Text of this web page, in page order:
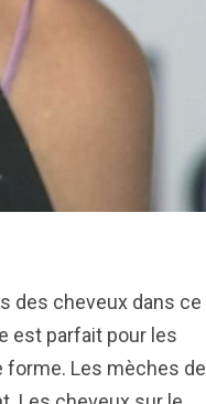
des cheveux dans ce
est parfait pour les
Les mèches de